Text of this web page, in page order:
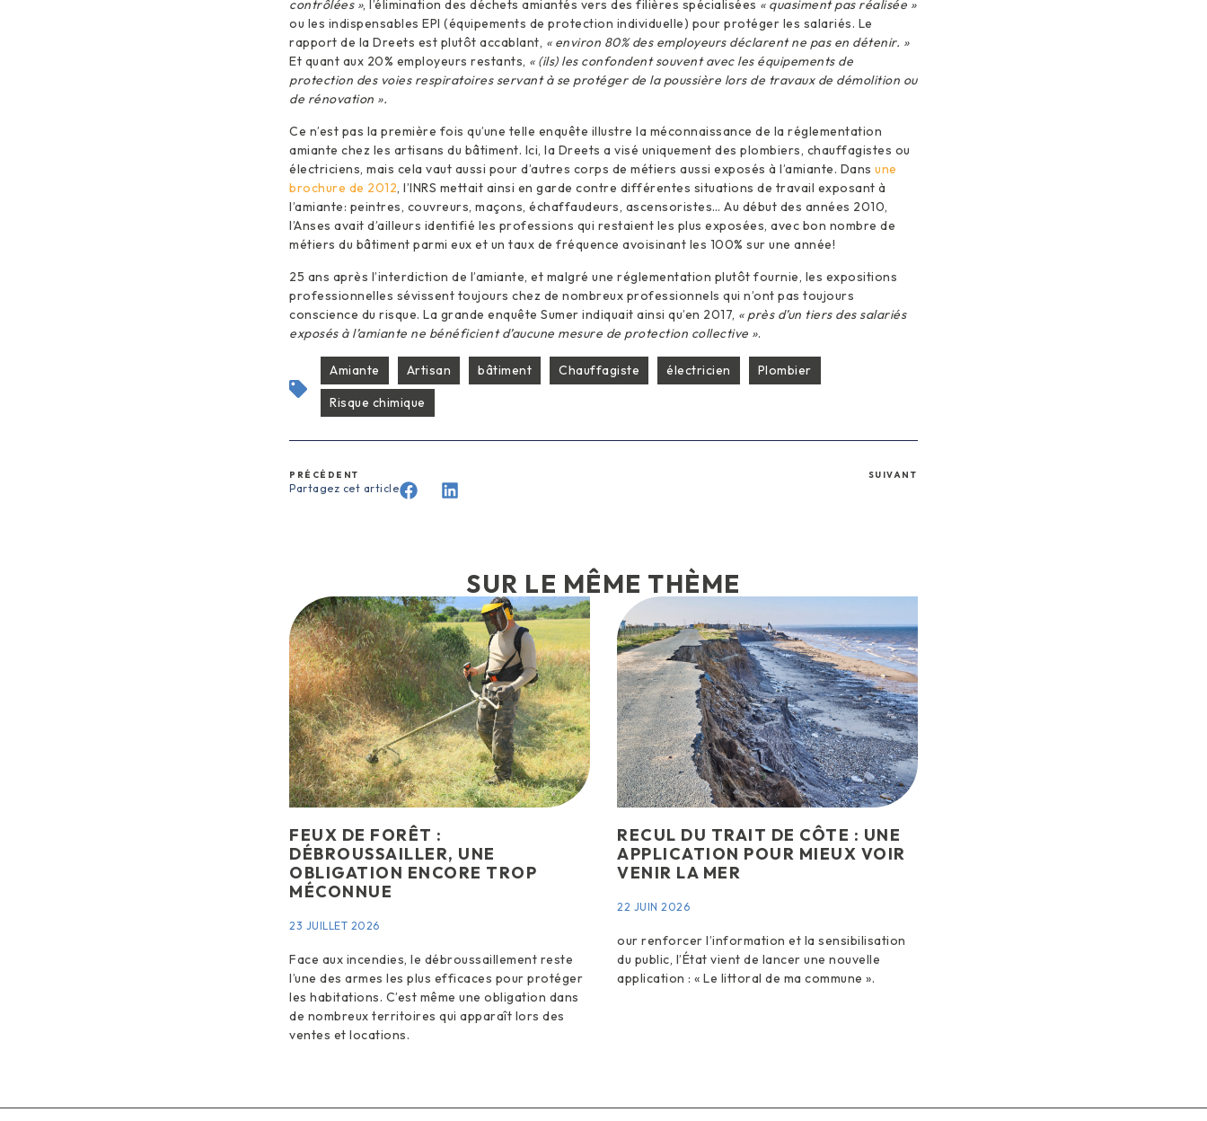
contrôlées », l’élimination des déchets amiantés vers des filières spécialisées « quasiment pas réalisée »
ou les indispensables EPI (équipements de protection individuelle) pour protéger les salariés. Le
rapport de la Dreets est plutôt accablant, « environ 80% des employeurs déclarent ne pas en détenir. »
Et quant aux 20% employeurs restants, « (ils) les confondent souvent avec les équipements de
protection des voies respiratoires servant à se protéger de la poussière lors de travaux de démolition ou
de rénovation ».
Ce n’est pas la première fois qu’une telle enquête illustre la méconnaissance de la réglementation
amiante chez les artisans du bâtiment. Ici, la Dreets a visé uniquement des plombiers, chauffagistes ou
électriciens, mais cela vaut aussi pour d’autres corps de métiers aussi exposés à l’amiante. Dans une
brochure de 2012, l’INRS mettait ainsi en garde contre différentes situations de travail exposant à
l’amiante: peintres, couvreurs, maçons, échaffaudeurs, ascensoristes… Au début des années 2010,
l’Anses avait d’ailleurs identifié les professions qui restaient les plus exposées, avec bon nombre de
métiers du bâtiment parmi eux et un taux de fréquence avoisinant les 100% sur une année!
25 ans après l’interdiction de l’amiante, et malgré une réglementation plutôt fournie, les expositions
professionnelles sévissent toujours chez de nombreux professionnels qui n’ont pas toujours
conscience du risque. La grande enquête Sumer indiquait ainsi qu’en 2017, « près d’un tiers des salariés
exposés à l’amiante ne bénéficient d’aucune mesure de protection collective ».
Amiante Artisan bâtiment Chauffagiste électricien
Plombier
Risque chimique
PRÉCÉDENT SUIVANT
Partagez cet article
SUR LE MÊME THÈME
FEUX DE FORÊT :
DÉBROUSSAILLER, UNE
OBLIGATION ENCORE TROP
MÉCONNUE
23 JUILLET 2026
Face aux incendies, le débroussaillement reste
l’une des armes les plus efficaces pour protéger
les habitations. C’est même une obligation dans
de nombreux territoires qui apparaît lors des
ventes et locations.
RECUL DU TRAIT DE CÔTE : UNE
APPLICATION POUR MIEUX VOIR
VENIR LA MER
22 JUIN 2026
our renforcer l’information et la sensibilisation
du public, l’État vient de lancer une nouvelle
application : « Le littoral de ma commune ».